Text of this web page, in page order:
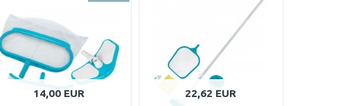
Porovnať
14,00 EUR 22,62 EUR